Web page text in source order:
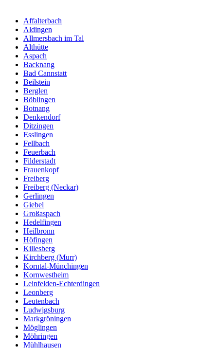
Affalterbach
Aldingen
Allmersbach im Tal
Althütte
Aspach
Backnang
Bad Cannstatt
Beilstein
Berglen
Böblingen
Botnang
Denkendorf
Ditzingen
Esslingen
Fellbach
Feuerbach
Filderstadt
Frauenkopf
Freiberg
Freiberg (Neckar)
Gerlingen
Giebel
Großaspach
Hedelfingen
Heilbronn
Höfingen
Killesberg
Kirchberg (Murr)
Korntal-Münchingen
Kornwestheim
Leinfelden-Echterdingen
Leonberg
Leutenbach
Ludwigsburg
Markgröningen
Möglingen
Möhringen
Mühlhausen